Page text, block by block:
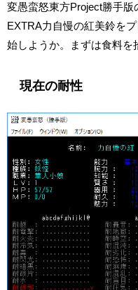
変愚蛮怒東方Project勝手
EXTRA力自慢の紅美鈴を
始しようか。まずは食料を
現在の耐性